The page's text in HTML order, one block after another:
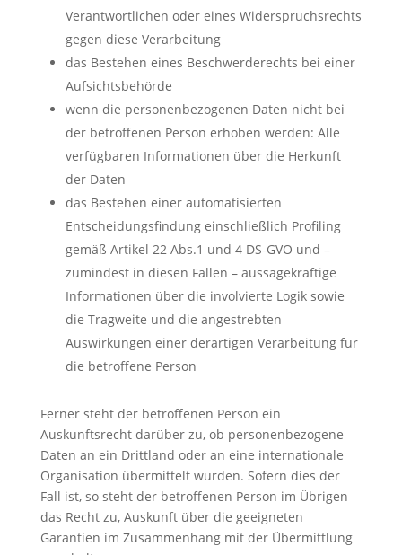
Verantwortlichen oder eines Widerspruchsrechts
gegen diese Verarbeitung
das Bestehen eines Beschwerderechts bei einer
Aufsichtsbehörde
wenn die personenbezogenen Daten nicht bei
der betroffenen Person erhoben werden: Alle
verfügbaren Informationen über die Herkunft
der Daten
das Bestehen einer automatisierten
Entscheidungsfindung einschließlich Profiling
gemäß Artikel 22 Abs.1 und 4 DS-GVO und –
zumindest in diesen Fällen – aussagekräftige
Informationen über die involvierte Logik sowie
die Tragweite und die angestrebten
Auswirkungen einer derartigen Verarbeitung für
die betroffene Person
Ferner steht der betroffenen Person ein
Auskunftsrecht darüber zu, ob personenbezogene
Daten an ein Drittland oder an eine internationale
Organisation übermittelt wurden. Sofern dies der
Fall ist, so steht der betroffenen Person im Übrigen
das Recht zu, Auskunft über die geeigneten
Garantien im Zusammenhang mit der Übermittlung